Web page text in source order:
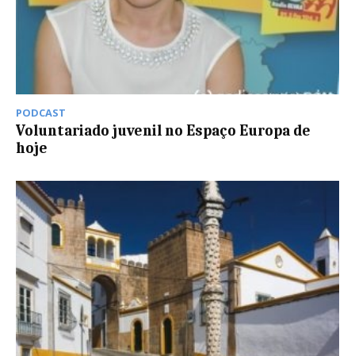
PODCAST
Voluntariado juvenil no Espaço Europa de
hoje